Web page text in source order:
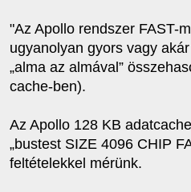
"Az Apollo rendszer FAST-
ugyanolyan gyors vagy
„alma az almával”
cache-ben).
Az Apollo 128 KB
„bustest SIZE 4096 CHIP
feltételekkel mérünk.